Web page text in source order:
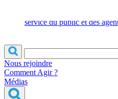
service du public et des
Nous rejoindre
Comment Agir ?
Médias